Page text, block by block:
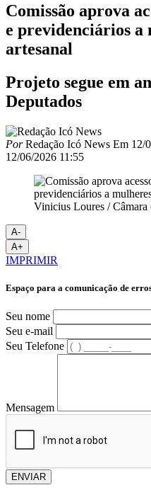
Comissão aprova
e previdenciários a
artesanal
Projeto segue em
Deputados
PorRedação Icó News Em 12/
12/06/2026 11:55
Vinicius Loures / Câmara
A-
A+
IMPRIMIR
Espaço para a comunicação de
Seu nome
Seu e-mail
Seu Telefone
Mensagem
ENVIAR